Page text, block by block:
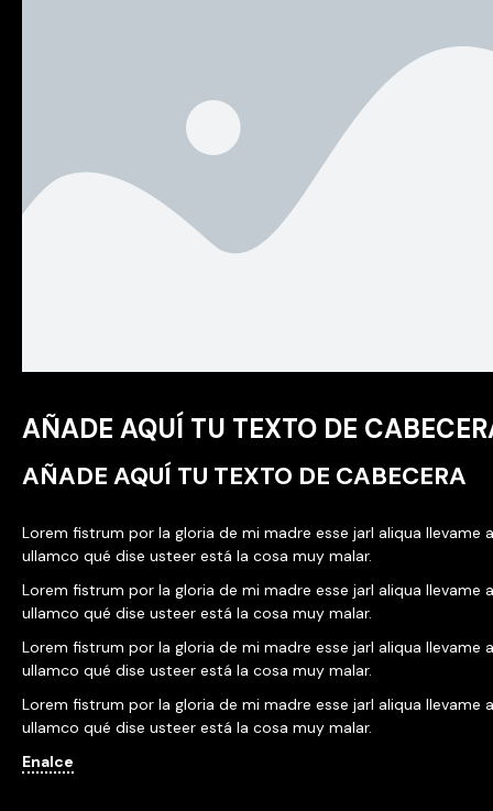
AÑADE AQUÍ TU TEXTO DE
AÑADE AQUÍ TU TEXTO DE CABECERA
Lorem fistrum por la gloria de mi madre esse jarl aliqua llevame
ullamco qué dise usteer está la cosa muy malar.
Lorem fistrum por la gloria de mi madre esse jarl aliqua llevame
ullamco qué dise usteer está la cosa muy malar.
Lorem fistrum por la gloria de mi madre esse jarl aliqua llevame
ullamco qué dise usteer está la cosa muy malar.
Lorem fistrum por la gloria de mi madre esse jarl aliqua llevame
ullamco qué dise usteer está la cosa muy malar.
Enalce